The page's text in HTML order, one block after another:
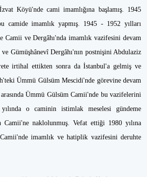
Köyü'nde cami imamlığına başlamış. 1945
camide imamlık yapmış. 1945 - 1952 yılları
Camii ve Dergâhı'nda imamlık vazifesini devam
Gümüşhânevî Dergâhı'nın postnişini Abdulaziz
irtihal ettikten sonra da İstanbul'a gelmiş ve
Ümmü Gülsüm Mescidi'nde görevine devam
Ümmü Gülsüm Camii'nde bu vazifelerini
o caminin istimlak meselesi gündeme
Camii'ne naklolunmuş. Vefat ettiği 1980 yılına
imamlık ve hatiplik vazifesini deruhte